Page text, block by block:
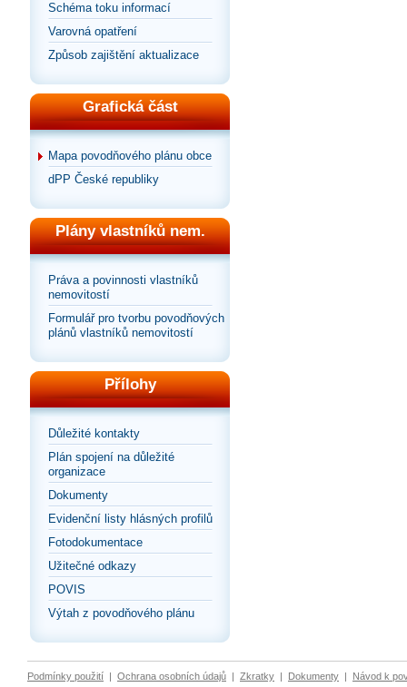
Schéma toku informací
Varovná opatření
Způsob zajištění aktualizace
Grafická část
Mapa povodňového plánu obce
dPP České republiky
Plány vlastníků nem.
Práva a povinnosti vlastníků
nemovitostí
Formulář pro tvorbu povodňových
plánů vlastníků nemovitostí
Přílohy
Důležité kontakty
Plán spojení na důležité
organizace
Dokumenty
Evidenční listy hlásných profilů
Fotodokumentace
Užitečné odkazy
POVIS
Výtah z povodňového plánu
Podmínky použití | Ochrana osobních údajů | Zkratky | Dokumenty | Návod k